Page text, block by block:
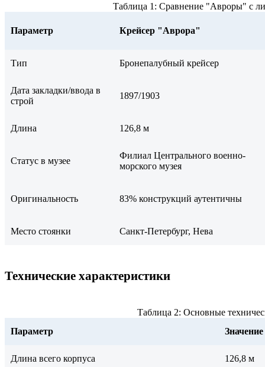
Таблица 1: Сравнение "Авроры" с
Параметр Крейсер "Аврора"
Тип Бронепалубный крейсер
Дата закладки/ввода в
строй
1897/1903
Длина 126,8 м
Статус в музее
Филиал Центрального военно-
морского музея
Оригинальность 83% конструкций аутентичны
Место стоянки Санкт-Петербург, Нева
Технические характеристики
Таблица 2: Основные
Параметр
Значение
Длина всего корпусa 126,8 м